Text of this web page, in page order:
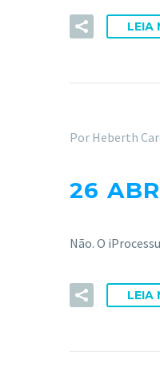
LEIA
Por Heberth
26
Não. O
LEIA